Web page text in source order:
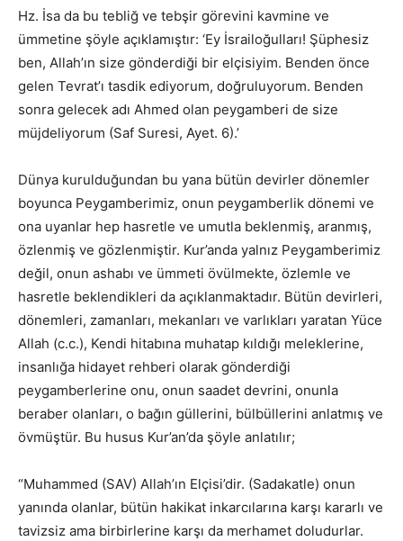
Hz. İsa da bu tebliğ ve tebşir görevini kavmine ve
ümmetine şöyle açıklamıştır: ‘Ey İsrailoğulları! Şüphesiz
ben, Allah’ın size gönderdiği bir elçisiyim. Benden önce
gelen Tevrat’ı tasdik ediyorum, doğruluyorum. Benden
sonra gelecek adı Ahmed olan peygamberi de size
müjdeliyorum (Saf Suresi, Ayet. 6).’
Dünya kurulduğundan bu yana bütün devirler dönemler
boyunca Peygamberimiz, onun peygamberlik dönemi ve
ona uyanlar hep hasretle ve umutla beklenmiş, aranmış,
özlenmiş ve gözlenmiştir. Kur’anda yalnız Peygamberimiz
değil, onun ashabı ve ümmeti övülmekte, özlemle ve
hasretle beklendikleri da açıklanmaktadır. Bütün devirleri,
dönemleri, zamanları, mekanları ve varlıkları yaratan Yüce
Allah (c.c.), Kendi hitabına muhatap kıldığı meleklerine,
insanlığa hidayet rehberi olarak gönderdiği
peygamberlerine onu, onun saadet devrini, onunla
beraber olanları, o bağın güllerini, bülbüllerini anlatmış ve
övmüştür. Bu husus Kur’an’da şöyle anlatılır;
“Muhammed (SAV) Allah’ın Elçisi’dir. (Sadakatle) onun
yanında olanlar, bütün hakikat inkarcılarına karşı kararlı ve
tavizsiz ama birbirlerine karşı da merhamet doludurlar.